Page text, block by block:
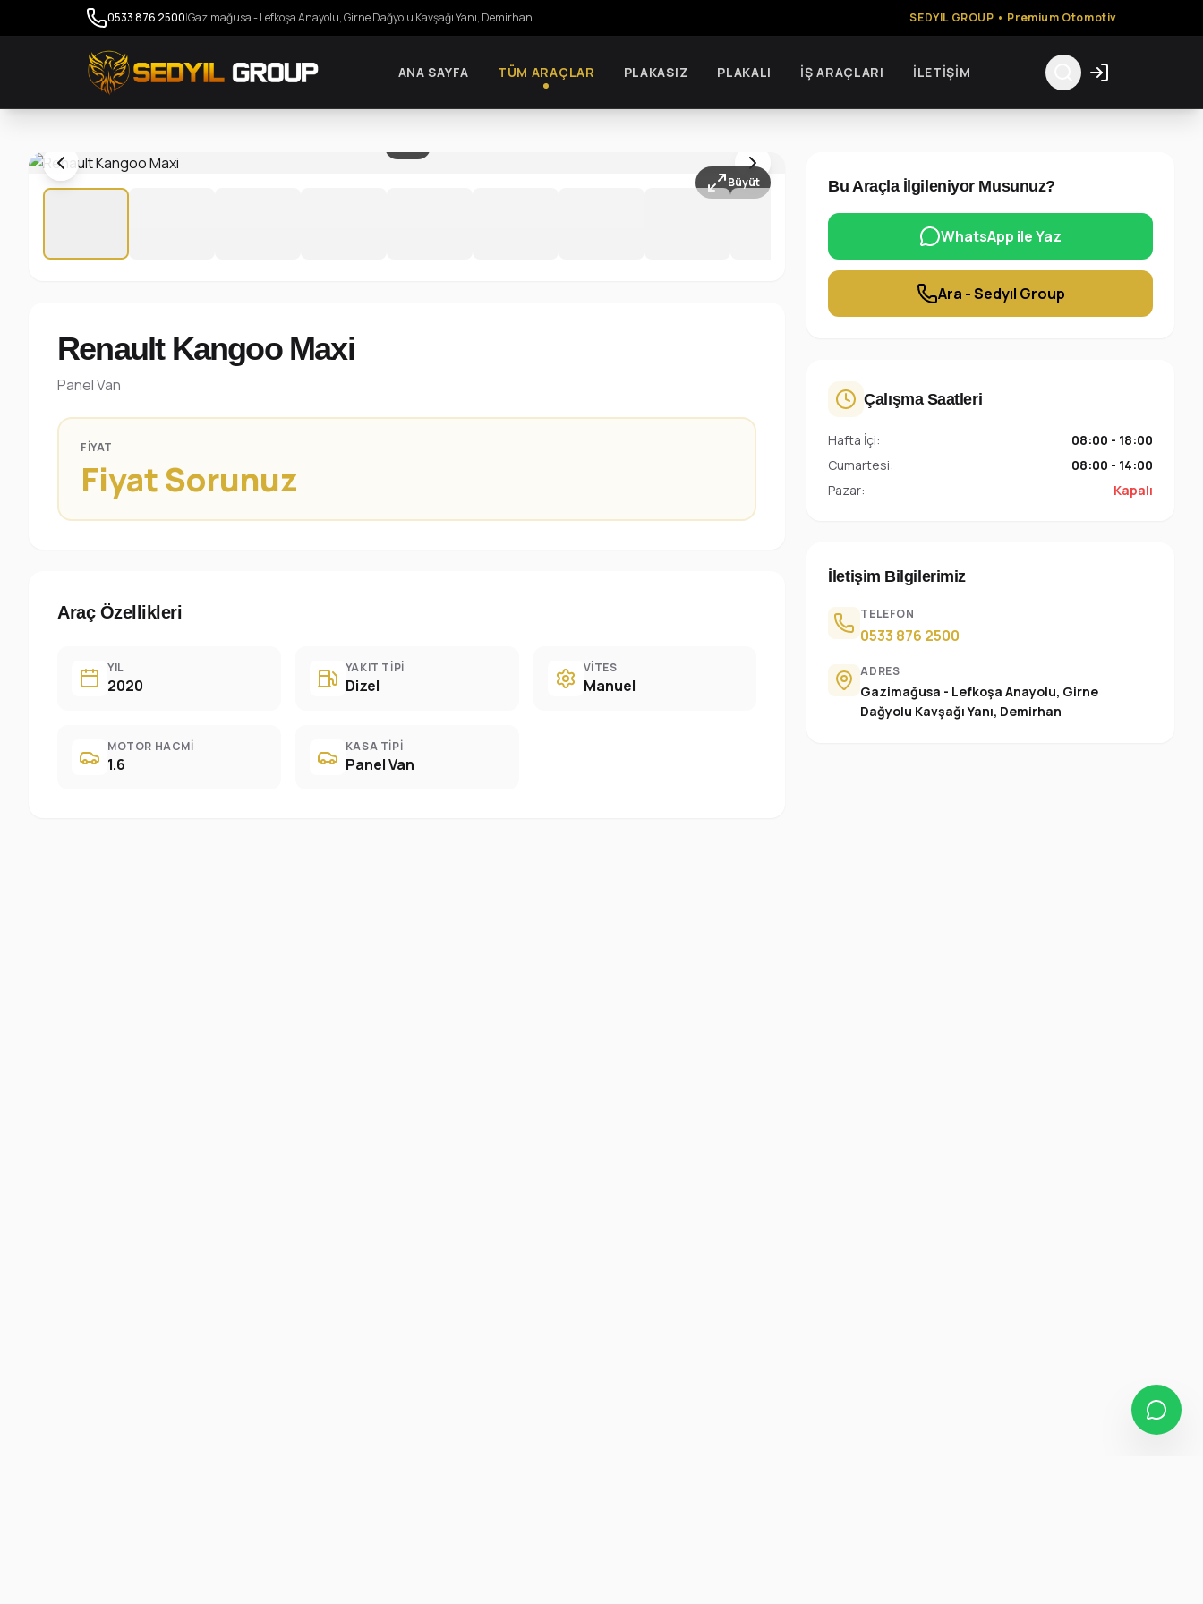
0533 876 2500|Gazimağusa - Lefkoşa Anayolu, Girne Dağyolu Kavşağı Yanı, Demirhan SEDYIL GROUP • Premium Otomotiv
ANA SAYFA TÜM ARAÇLAR PLAKASIZ PLAKALI İŞ ARAÇLARI İLETIŞIM
Büyüt
Renault Kangoo Maxi
Panel Van
FIYAT
Fiyat Sorunuz
Araç Özellikleri
YIL
2020
YAKIT TIPI
Dizel
VITES
Manuel
MOTOR HACMI
1.6
KASA TIPI
Panel Van
Bu Araçla İlgileniyor Musunuz?
WhatsApp ile Yaz
Ara - Sedyıl Group
Çalışma Saatleri
Hafta İçi:
08:00 - 18:00
Cumartesi:
08:00 - 14:00
Pazar:
Kapalı
İletişim Bilgilerimiz
TELEFON
0533 876 2500
ADRES
Gazimağusa - Lefkoşa Anayolu, Girne
Dağyolu Kavşağı Yanı, Demirhan